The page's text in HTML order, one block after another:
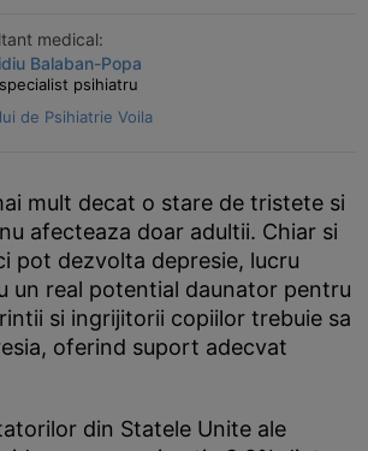
medical:
Balaban-Popa
psihiatru
de Psihiatrie Voila
mult decat o stare de tristete si
afecteaza doar adultii. Chiar si
pot dezvolta depresie, lucru
un real potential daunator pentru
si ingrijitorii copiilor trebuie sa
oferind suport adecvat
din Statele Unite ale